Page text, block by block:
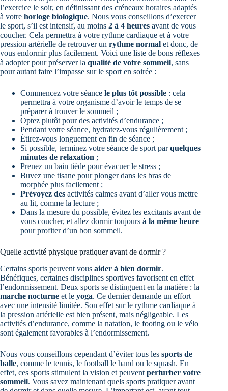
l’exercice le soir, en définissant des créneaux horaires adaptés
à votre horloge biologique. Nous vous conseillons d’exercer
le sport, s’il est intensif, au moins 2 à 4 heures avant de vous
coucher. Cela permettra à votre rythme cardiaque et à votre
pression artérielle de retrouver un rythme normal et donc, de
vous endormir plus facilement. Voici une liste de bons réflexes
à adopter pour préserver la qualité de votre sommeil, sans
pour autant faire l’impasse sur le sport en soirée :
Commencez votre séance le plus tôt possible : cela
permettra à votre organisme d’avoir le temps de se
préparer à trouver le sommeil ;
Optez plutôt pour des activités d’endurance ;
Pendant votre séance, hydratez-vous régulièrement ;
Étirez-vous longuement en fin de séance ;
Si possible, terminez votre séance de sport parquelques
minutes de relaxation ;
Prenez un bain tiède pour évacuer le stress ;
Buvez une tisane pour plonger dans les bras de
morphée plus facilement ;
Prévoyez des activités calmes avant d’aller vous mettre
au lit, comme la lecture ;
Dans la mesure du possible, évitez les excitants avant de
vous coucher, et allez dormir toujours à la même heure
pour profiter d’un bon sommeil.
Quelle activité physique pratiquer avant de dormir ?
Certains sports peuvent vous aider à bien dormir.
Bénéfiques, certaines disciplines sportives favorisent en effet
l’endormissement. Deux sports se distinguent en la matière : la
marche nocturne et le yoga. Ce dernier demande un effort
avec une intensité limitée. Son effet sur le rythme cardiaque à
la pression artérielle est bien présent, mais négligeable. Les
activités d’endurance, comme la natation, le footing ou le vélo
sont également favorables à l’endormissement.
Nous vous conseillons cependant d’éviter tous les sports de
balle, comme le tennis, le football le hand ou le squash. En
effet, ces sports stimulent la vision et peuvent perturber votre
sommeil. Vous savez maintenant quels sports pratiquer avant